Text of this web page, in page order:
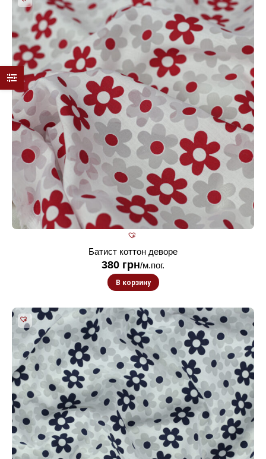
Батист коттон деворе
380 грн/м.пог.
В корзину